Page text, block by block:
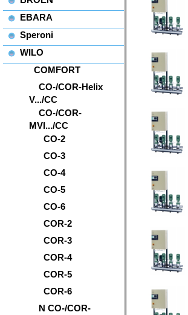
EBARA
Speroni
WILO
COMFORT
CO-/COR-Helix
V.../CC
CO-/COR-
MVI.../CC
CO-2
CO-3
CO-4
CO-5
CO-6
COR-2
COR-3
COR-4
COR-5
COR-6
N CO-/COR-